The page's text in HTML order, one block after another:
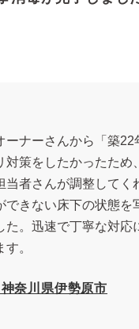
ナーさんから「築
策をしたかったた
者さんが調整して
きない床下の状態
。迅速で丁寧な対
。
奈川県伊勢原市